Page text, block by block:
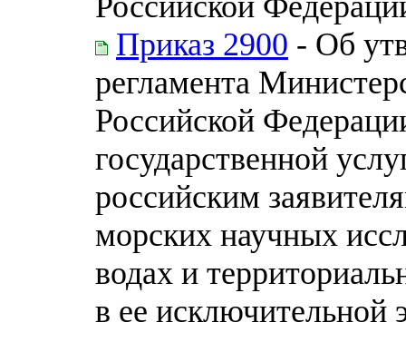
Приказ 2900 - Об
регламента
Российской
государственной
российским
морских научных
водах и
в ее исключительной